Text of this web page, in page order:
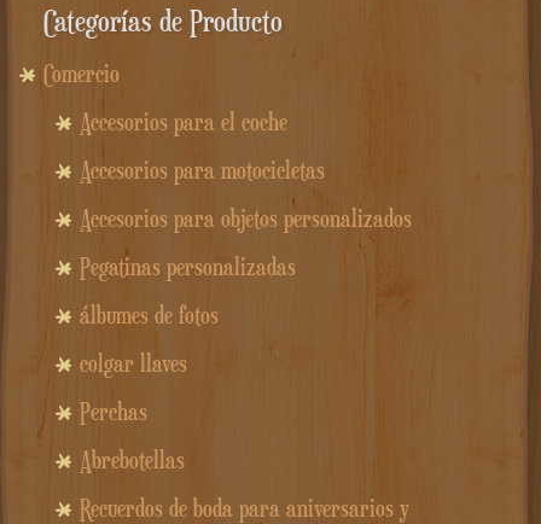
Categorías de Producto
Comercio
Accesorios para el coche
Accesorios para motocicletas
Accesorios para objetos personalizados
Pegatinas personalizadas
álbumes de fotos
colgar llaves
Perchas
Abrebotellas
Recuerdos de boda para aniversarios y